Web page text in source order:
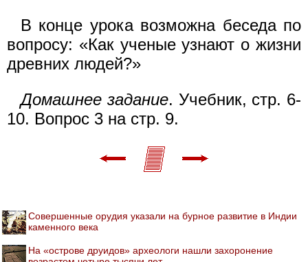
В конце урока возможна беседа по
вопросу: «Как ученые узнают о жизни
древних людей?»
Домашнее задание. Учебник, стр. 6-
10. Вопрос 3 на стр. 9.
Совершенные орудия указали на бурное развитие в Индии
каменного века
На «острове друидов» археологи нашли захоронение